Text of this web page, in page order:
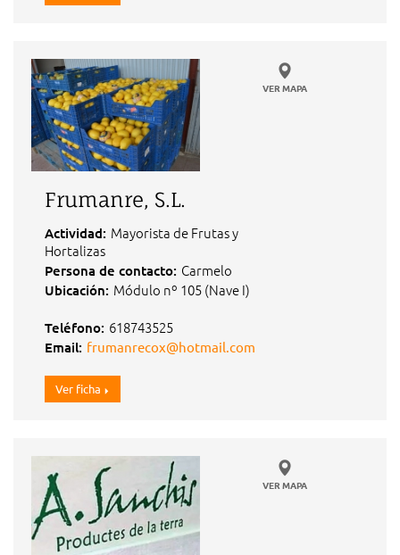
VER MAPA
Frumanre, S.L.
Actividad: Mayorista de Frutas y
Hortalizas
Persona de contacto: Carmelo
Ubicación: Módulo nº 105 (Nave I)
Teléfono: 618743525
Email: frumanrecox@hotmail.com
Ver ficha
VER MAPA